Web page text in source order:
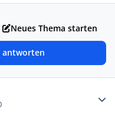
Neues Thema starten
antworten